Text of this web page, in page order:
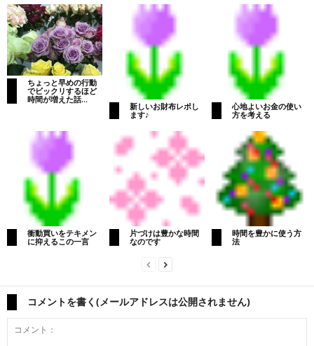
ちょっと早めの行動
でビックリするほど
時間が増えた話...
新しいお財布レポし
ます♪
心地よいお金の使い
方を考える
衝動買いをテキメン
に抑えるこの一言
片づけは豊かな時間
なのです
時間を豊かに使う方
法
コメントを書く(メールアドレスは公開されません)